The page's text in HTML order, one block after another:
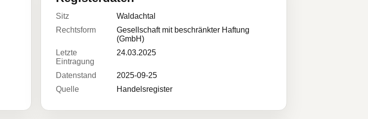
Sitz
Waldachtal
Rechtsform
Gesellschaft mit beschränkter Haftung
(GmbH)
Letzte
Eintragung
24.03.2025
Datenstand
2025-09-25
Quelle
Handelsregister